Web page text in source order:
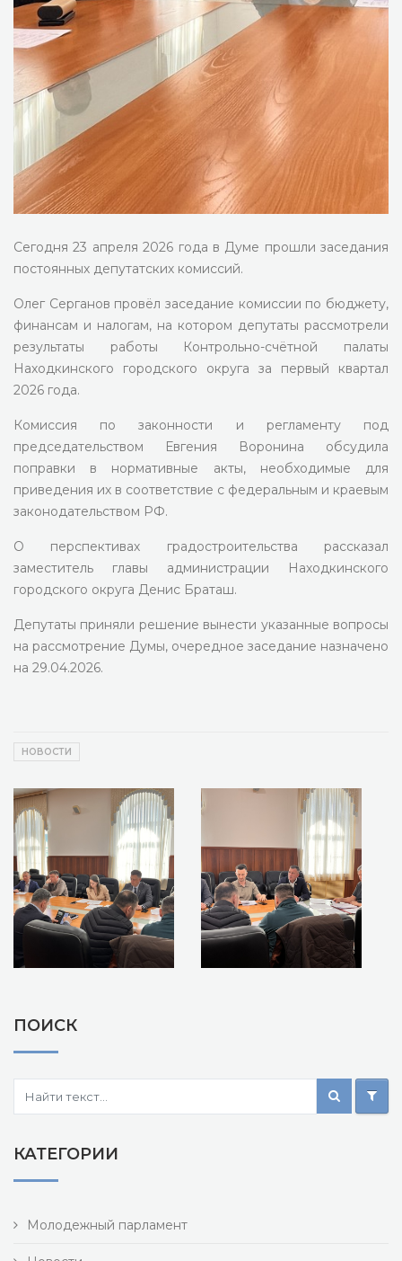
Сегодня 23 апреля 2026 года в Думе прошли заседания
постоянных депутатских комиссий.
Олег Серганов провёл заседание комиссии по бюджету,
финансам и налогам, на котором депутаты рассмотрели
результаты работы Контрольно-счётной палаты
Находкинского городского округа за первый квартал
2026 года.
Комиссия по законности и регламенту под
председательством Евгения Воронина обсудила
поправки в нормативные акты, необходимые для
приведения их в соответствие с федеральным и краевым
законодательством РФ.
О перспективах градостроительства рассказал
заместитель главы администрации Находкинского
городского округа Денис Браташ.
Депутаты приняли решение вынести указанные вопросы
на рассмотрение Думы, очередное заседание назначено
на 29.04.2026.
НОВОСТИ
ПОИСК
КАТЕГОРИИ
Молодежный парламент